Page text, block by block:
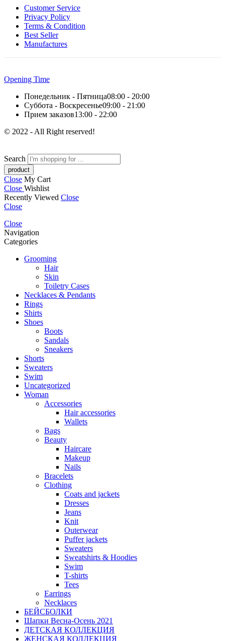
Customer Service
Privacy Policy
Terms & Condition
Best Seller
Manufactures
Opening Time
Понедельник - Пятница08:00 - 20:00
Суббота - Воскресенье09:00 - 21:00
Прием заказов13:00 - 22:00
© 2022 - All Right reserved!
Search
Close My Cart
Close Wishlist
Recently Viewed Close
Close
Close
Navigation
Categories
Grooming
Hair
Skin
Toiletry Cases
Necklaces & Pendants
Rings
Shirts
Shoes
Boots
Sandals
Sneakers
Shorts
Sweaters
Swim
Uncategorized
Woman
Accessories
Hair accessories
Wallets
Bags
Beauty
Haircare
Makeup
Nails
Bracelets
Clothing
Coats and jackets
Dresses
Jeans
Knit
Outerwear
Puffer jackets
Sweaters
Sweatshirts & Hoodies
Swim
T-shirts
Tees
Earrings
Necklaces
БЕЙСБОЛКИ
Шапки Весна-Осень 2021
ДЕТСКАЯ КОЛЛЕКЦИЯ
ЖЕНСКАЯ КОЛЛЕКЦИЯ